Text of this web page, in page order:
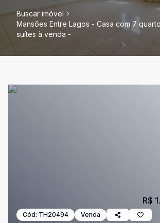
Buscar imóvel
Mansões Entre Lagos - Casa com 7
suítes à venda -
Cód: TH20494 Venda
R$